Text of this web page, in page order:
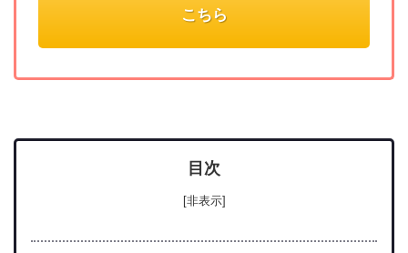
こちら
目次
[非表示]